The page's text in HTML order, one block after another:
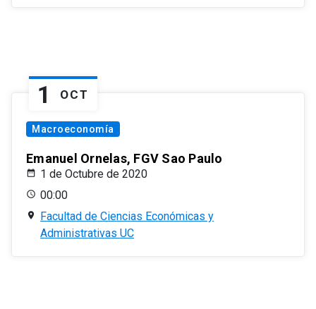
1 OCT
Macroeconomía
Emanuel Ornelas, FGV Sao Paulo
1 de Octubre de 2020
00:00
Facultad de Ciencias Económicas y
Administrativas UC